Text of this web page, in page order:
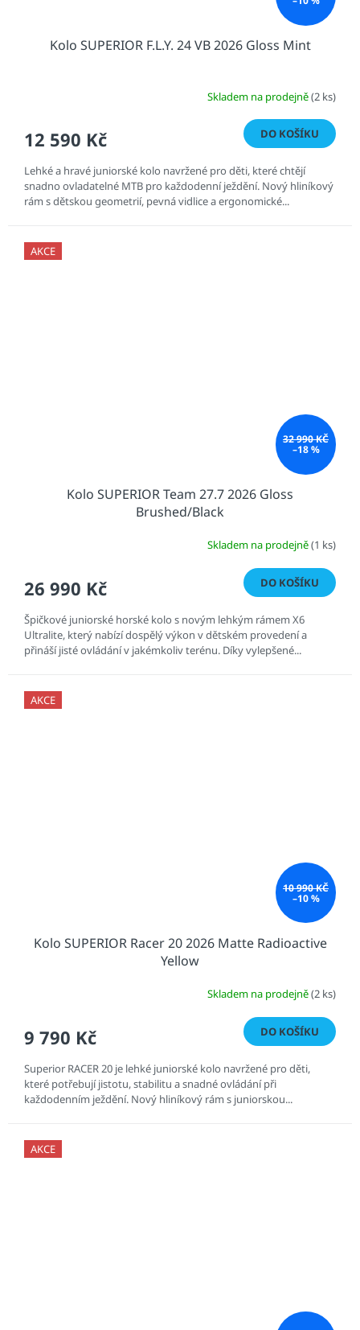
Kolo SUPERIOR F.L.Y. 24 VB 2026 Gloss Mint
Skladem na prodejně(2 ks)
12 590 Kč DO KOŠÍKU
Lehké a hravé juniorské kolo navržené pro děti, které chtějí
snadno ovladatelné MTB pro každodenní ježdění. Nový hliníkový
rám s dětskou geometrií, pevná vidlice a ergonomické...
AKCE
32 990 KČ
–18 %
Kolo SUPERIOR Team 27.7 2026 Gloss
Brushed/Black
Skladem na prodejně(1 ks)
26 990 Kč DO KOŠÍKU
Špičkové juniorské horské kolo s novým lehkým rámem X6
Ultralite, který nabízí dospělý výkon v dětském provedení a
přináší jisté ovládání v jakémkoliv terénu. Díky vylepšené...
AKCE
10 990 KČ
–10 %
Kolo SUPERIOR Racer 20 2026 Matte Radioactive
Yellow
Skladem na prodejně(2 ks)
9 790 Kč DO KOŠÍKU
Superior RACER 20 je lehké juniorské kolo navržené pro děti,
které potřebují jistotu, stabilitu a snadné ovládání při
každodenním ježdění. Nový hliníkový rám s juniorskou...
AKCE